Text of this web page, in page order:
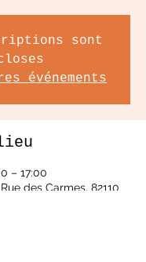
sont
événements
– 17:00
des Carmes, 82110